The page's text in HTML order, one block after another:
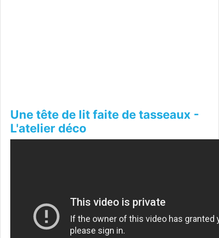
Une tête de lit faite de tasseaux -
L'atelier déco